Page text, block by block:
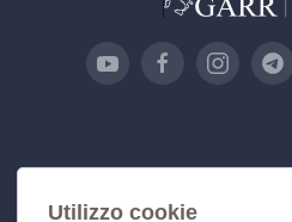
Utilizzo cookie